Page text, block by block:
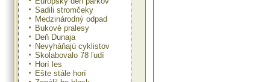
Sadili stromčeky
Medzinárodný odpad
Bukové pralesy
Deň Dunaja
Nevyháňajú cyklistov
Skolabovalo 78 ľudí
Horí les
Ešte stále horí